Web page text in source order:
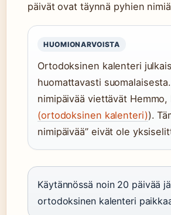
päivät ovat täynnä pyhien
HUOMIONARVOISTA
Ortodoksinen kalenteri
huomattavasti
nimipäivää viettävät
(ortodoksinen kalenteri)).
nimipäivää” eivät ole
Käytännössä noin 20 päivää
ortodoksinen kalenteri